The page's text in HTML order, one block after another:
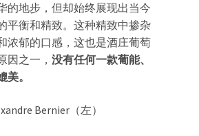
的地步，但却始终展现出当今
平衡和精致。这种精致中掺杂
浓郁的口感，这也是酒庄葡萄
因之一， 没有任何一款葡能、
。
Bernier（左）